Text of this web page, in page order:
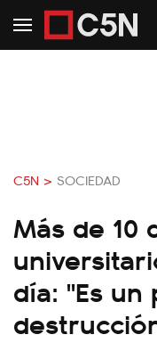
C5N > SOCIEDAD
Más de 10
día: "Es un